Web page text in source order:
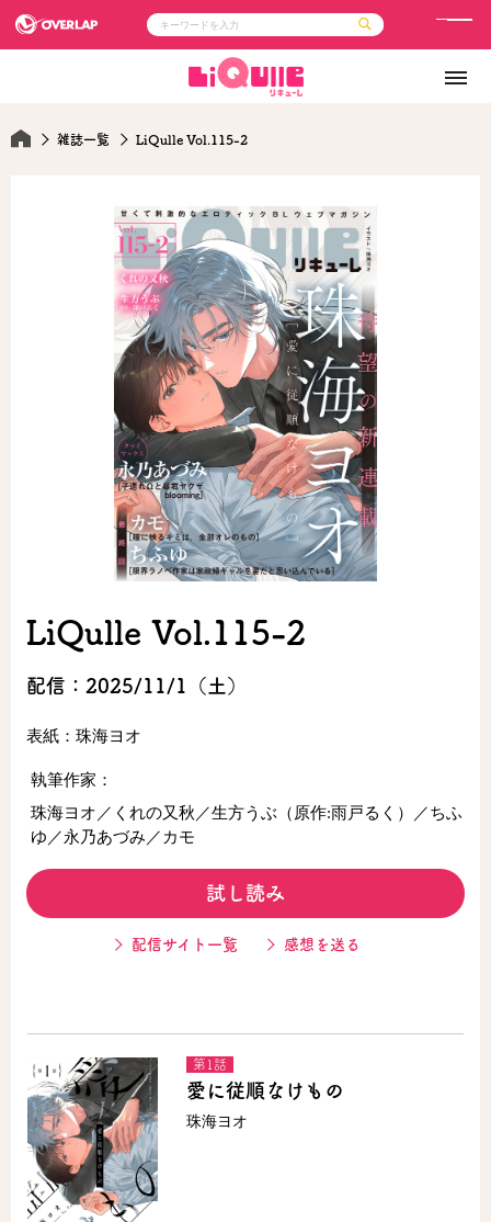
LiQulle
ラブパルフェ
ライトノベル
会社概要
採用情報
アクセス
オーバーラップホールディングス
お問い合わせはこちら
オーバーラップ文庫
オーバーラップノベルス
オーバーラップノベルスf
ロサージュノベルス
コミックガルド
コミックパルフェ
閉じる
メ
雑誌一覧 LiQulle Vol.115-2
LiQulle Vol.115-2
配信：2025/11/1（土）
表紙：珠海ヨオ
執筆作家：
珠海ヨオ／くれの又秋／生方うぶ（原作:雨戸るく）／ちふ
ゆ／永乃あづみ／カモ
試し読み
配信サイト一覧 感想を送る
第1話
愛に従順なけもの
珠海ヨオ